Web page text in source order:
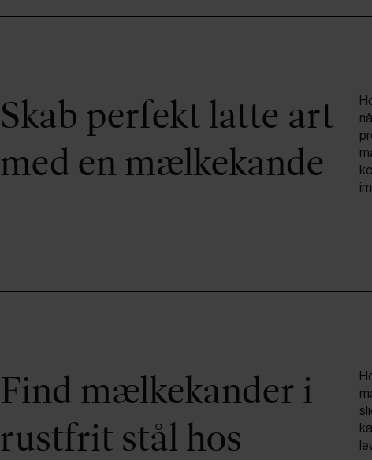
Skab perfekt latte art
med en mælkekande
Find mælkekander i
rustfrit stål hos